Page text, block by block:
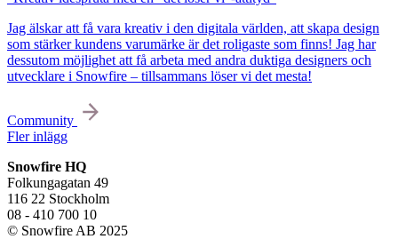
Jag älskar att få vara kreativ i den digitala världen, att skapa design
som stärker kundens varumärke är det roligaste som finns! Jag har
dessutom möjlighet att få arbeta med andra duktiga designers och
utvecklare i Snowfire – tillsammans löser vi det mesta!
Community
Fler inlägg
Snowfire HQ
Folkungagatan 49
116 22 Stockholm
08 - 410 700 10
© Snowfire AB 2025